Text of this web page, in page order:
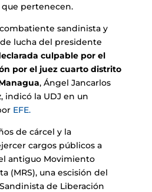
que pertenecen.
sandinista y
lucha del presidente
culpable por el
por el juez cuarto distrito
, Ángel Jancarlos
indicó la UDJ en un
EFE.
de cárcel y la
cargos públicos a
antiguo Movimiento
(MRS), una escisión del
de Liberación